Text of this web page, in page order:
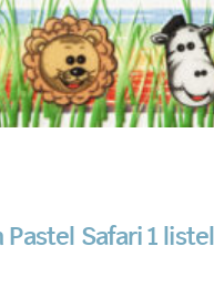
Pastel Safari 1